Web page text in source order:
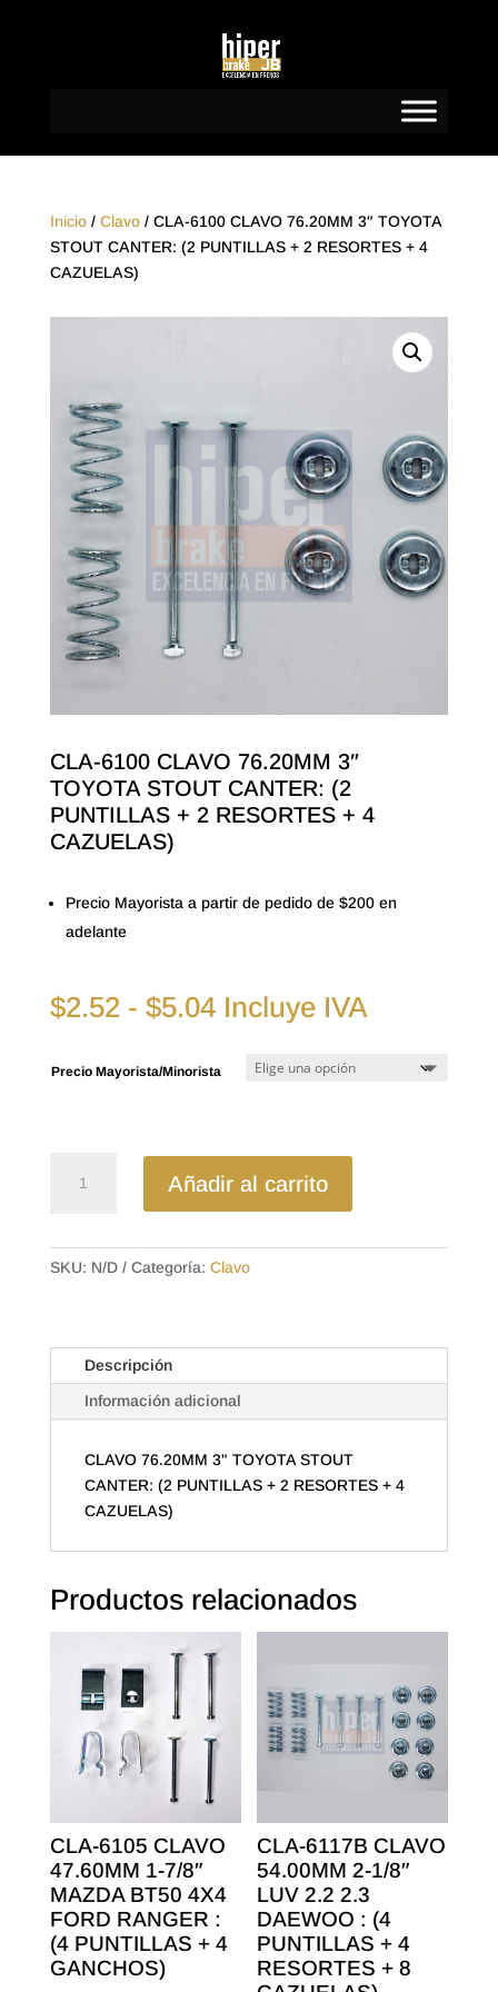
Inicio/ Clavo/ CLA-6100 CLAVO 76.20MM 3″ TOYOTA
STOUT CANTER: (2 PUNTILLAS + 2 RESORTES + 4
CAZUELAS)
CLA-6100 CLAVO 76.20MM 3″
TOYOTA STOUT CANTER: (2
PUNTILLAS + 2 RESORTES + 4
CAZUELAS)
Precio Mayorista a partir de pedido de $200 en
adelante
$2.52 - $5.04Rango
precios:
desde
$5.04
Incluye IVA
Precio Mayorista/Minorista
3"
PUNTILLAS
+
RESORTES
CAZUELAS)
Añadir al carrito
SKU: N/D Categoría: Clavo
Descripción
Información adicional
CLAVO 76.20MM 3" TOYOTA STOUT
CANTER: (2 PUNTILLAS + 2 RESORTES + 4
CAZUELAS)
Productos relacionados
CLA-6105 CLAVO
47.60MM 1-7/8″
MAZDA BT50 4X4
FORD RANGER :
(4 PUNTILLAS + 4
GANCHOS)
CLA-6117B CLAVO
54.00MM 2-1/8″
LUV 2.2 2.3
DAEWOO : (4
PUNTILLAS + 4
RESORTES + 8